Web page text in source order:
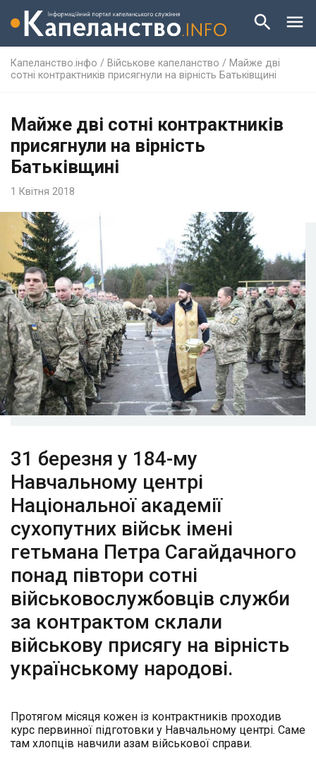
Капеланство.інфо / Військове капеланство / Майже дві
сотні контрактників присягнули на вірність Батьківщині
Майже дві сотні контрактників
присягнули на вірність
Батьківщині
1 Квітня 2018
31 березня у 184-му
Навчальному центрі
Національної академії
сухопутних військ імені
гетьмана Петра Сагайдачного
понад півтори сотні
військовослужбовців служби
за контрактом склали
військову присягу на вірність
українському народові.
Протягом місяця кожен із контрактників проходив
курс первинної підготовки у Навчальному центрі. Саме
там хлопців навчили азам військової справи.